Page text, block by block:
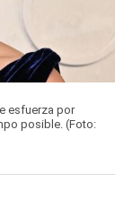
esfuerza por
posible. (Foto: